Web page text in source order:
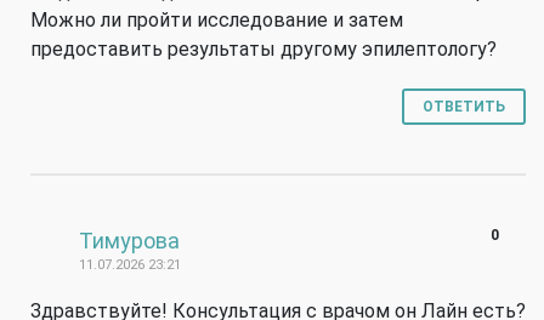
Можно ли пройти исследование и затем
предоставить результаты другому эпилептологу?
ОТВЕТИТЬ
0
Тимурова
11.07.2026 23:21
Здравствуйте! Консультация с врачом он Лайн есть?